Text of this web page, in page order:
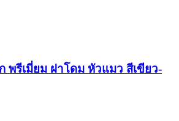
พรีเมี่ยม ฝาโดม หัวแมว สีเขียว-